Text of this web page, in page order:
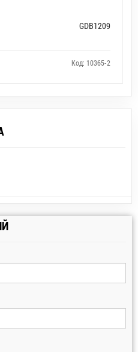
GDB1209
Код: 10365-2